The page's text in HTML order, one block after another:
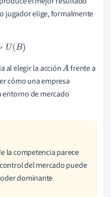
jugador elige, formalmente
U(B)
al elegir la acciónA frente a
cómo una empresa
de mercado
la competencia parece
del mercado puede
dominante